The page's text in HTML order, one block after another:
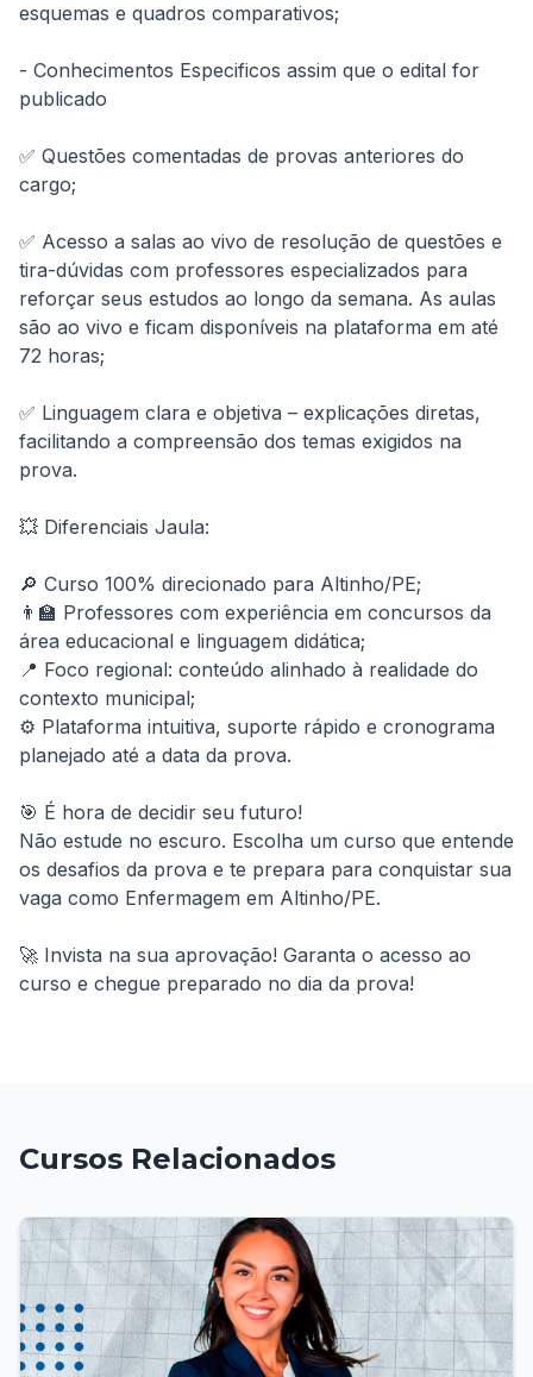
esquemas e quadros comparativos;
- Conhecimentos Especificos assim que o edital for
publicado
✅ Questões comentadas de provas anteriores do
cargo;
✅ Acesso a salas ao vivo de resolução de questões e
tira-dúvidas com professores especializados para
reforçar seus estudos ao longo da semana. As aulas
são ao vivo e ficam disponíveis na plataforma em até
72 horas;
✅ Linguagem clara e objetiva – explicações diretas,
facilitando a compreensão dos temas exigidos na
prova.
💥 Diferenciais Jaula:
🔎 Curso 100% direcionado para Altinho/PE;
👨‍🏫 Professores com experiência em concursos da
área educacional e linguagem didática;
📍 Foco regional: conteúdo alinhado à realidade do
contexto municipal;
⚙️ Plataforma intuitiva, suporte rápido e cronograma
planejado até a data da prova.
🎯 É hora de decidir seu futuro!
Não estude no escuro. Escolha um curso que entende
os desafios da prova e te prepara para conquistar sua
vaga como Enfermagem em Altinho/PE.
🚀 Invista na sua aprovação! Garanta o acesso ao
curso e chegue preparado no dia da prova!
Cursos Relacionados